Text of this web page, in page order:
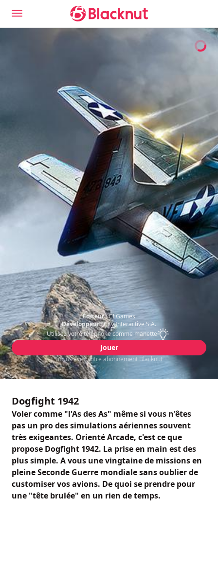
Éditeur :CI Games
Développeur :City Interactive S.A.
Utilisez votre téléphone comme manette
Jouer
Inclus avec votre abonnement Blacknut
Dogfight 1942
Voler comme "l'As des As" même si vous n'êtes
pas un pro des simulations aériennes souvent
très exigeantes. Orienté Arcade, c'est ce que
propose Dogfight 1942. La prise en main est des
plus simple. A vous une vingtaine de missions en
pleine Seconde Guerre mondiale sans oublier de
customiser vos avions. De quoi se prendre pour
une "tête brulée" en un rien de temps.